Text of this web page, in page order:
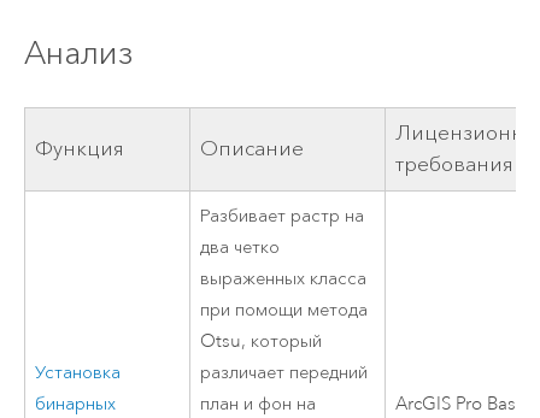
Анализ
Функция Описание
требования
Установка
бинарных
Разбивает растр на
два четко
выраженных класса
при помощи метода
Otsu, который
различает передний
план и фон на
ArcGIS Pro Basic